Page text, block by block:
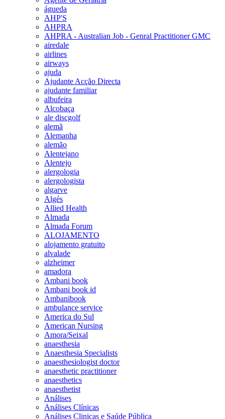
águeda
AHP'S
AHPRA
AHPRA - Australian Job - Genral Practitioner GMC
airedale
airlines
airways
ajuda
Ajudante Acção Directa
ajudante familiar
albufeira
Alcobaça
ale discgolf
alemã
Alemanha
alemão
Alentejano
Alentejo
alergologia
alergologista
algarve
Algés
Allied Health
Almada
Almada Forum
ALOJAMENTO
alojamento gratuito
alvalade
alzheimer
amadora
Ambani book
Ambani book id
Ambanibook
ambulance service
America do Sul
American Nursing
Amora/Seixal
anaesthesia
Anaesthesia Specialists
anaesthesiologist doctor
anaesthetic practitioner
anaesthetics
anaesthetist
Análises
Análises Clínicas
Análises Clinicas e Saúde Pública